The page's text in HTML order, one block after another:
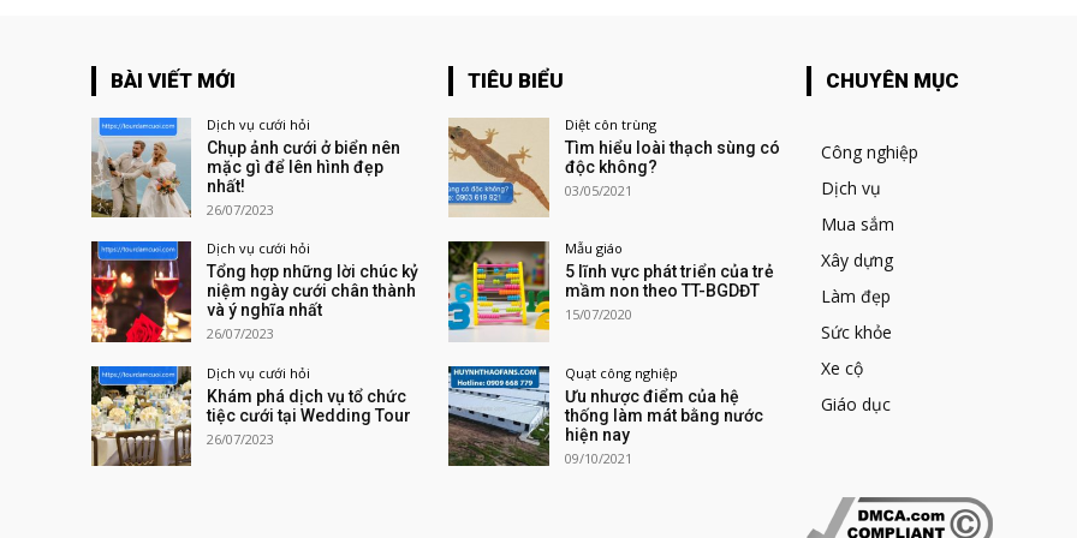
BÀI VIẾT MỚI
Dịch vụ cưới hỏi
Chụp ảnh cưới ở biển nên
mặc gì để lên hình đẹp
nhất!
26/07/2023
Dịch vụ cưới hỏi
Tổng hợp những lời chúc kỷ
niệm ngày cưới chân thành
và ý nghĩa nhất
26/07/2023
Dịch vụ cưới hỏi
Khám phá dịch vụ tổ chức
tiệc cưới tại Wedding Tour
26/07/2023
TIÊU BIỂU
Diệt côn trùng
Tìm hiểu loài thạch sùng có
độc không?
03/05/2021
Mẫu giáo
5 lĩnh vực phát triển của trẻ
mầm non theo TT-BGDĐT
15/07/2020
Quạt công nghiệp
Ưu nhược điểm của hệ
thống làm mát bằng nước
hiện nay
09/10/2021
CHUYÊN MỤC
Công nghiệp
Dịch vụ
Mua sắm
Xây dựng
Làm đẹp
Sức khỏe
Xe cộ
Giáo dục